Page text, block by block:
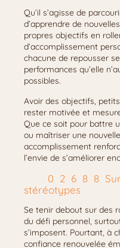
Qu’il s’agisse de
d’apprendre de
propres objectifs en
d’accomplissement
chacune de repousser
performances qu’elle
possibles.
Avoir des objectifs,
rester motivée et
Que ce soit pour battre
ou maîtriser une
accomplissement
l’envie de s’améliorer
stéréotypes
Se tenir debout sur des
du défi personnel,
s’imposent. Pourtant, à
confiance renouvelée